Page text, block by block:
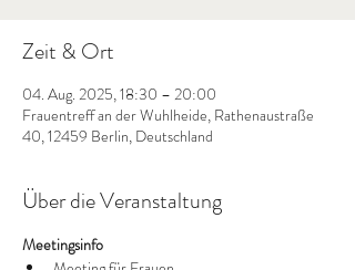
Zeit & Ort
04. Aug. 2025, 18:30 – 20:00
Frauentreff an der Wuhlheide, Rathenaustraße
40, 12459 Berlin, Deutschland
Über die Veranstaltung
Meetingsinfo